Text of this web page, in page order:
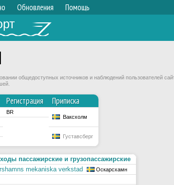
Обновления Помощь
общедоступных источников и наблюдений пользователей
Регистрация Приписка
BR
Ваксхолм
Густавсберг
пассажирские и грузопассажирские
mekaniska verkstad
Оскарсхамн